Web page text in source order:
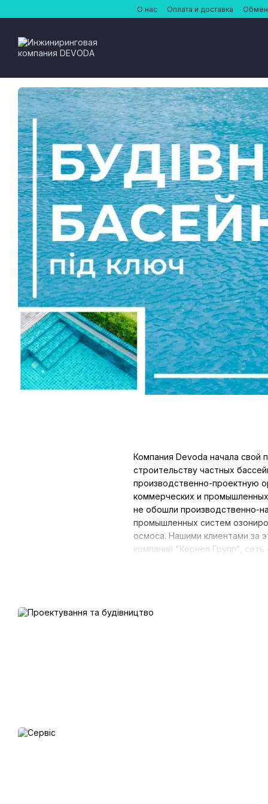
Перейти к основному контентуО нас Оплата и доставка Обмен
Компания Devoda начала свой
строительству частных
производственно-проектную
коммерческих и
не обошли производственно-
промышленных систем
осмоса. Нашими клиентами за
компаний "Кернел Групп",
Наши услуги:
• Установка и установка